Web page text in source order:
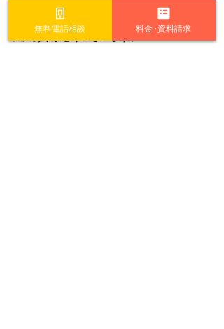
ルーチーン化等お力添え頂きました。
無料電話相談 料金･資料請求